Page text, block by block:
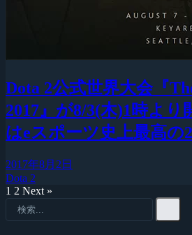
Dota 2公式世界大会『
2017』が8/3(木)1時より
はeスポーツ史上最高の
2017年8月2日
Dota 2
1 2 Next »